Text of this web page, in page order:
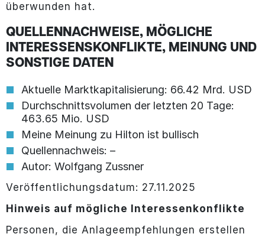
überwunden hat.
QUELLENNACHWEISE, MÖGLICHE
INTERESSENSKONFLIKTE, MEINUNG UND
SONSTIGE DATEN
Aktuelle Marktkapitalisierung: 66.42 Mrd. USD
Durchschnittsvolumen der letzten 20 Tage:
463.65 Mio. USD
Meine Meinung zu Hilton ist bullisch
Quellennachweis: –
Autor: Wolfgang Zussner
Veröffentlichungsdatum: 27.11.2025
Hinweis auf mögliche Interessenkonflikte
Personen, die Anlageempfehlungen erstellen